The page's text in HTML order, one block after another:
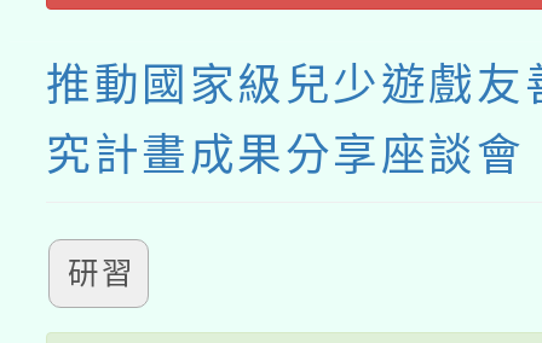
推動國家級兒少遊戲友
究計畫成果分享座談會
研習